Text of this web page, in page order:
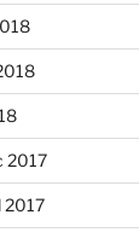
2017
2017